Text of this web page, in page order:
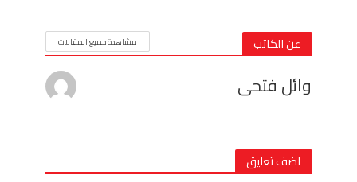
عن الكاتب مشاهدة جميع المقالات
وائل فتحى
اضف تعليق